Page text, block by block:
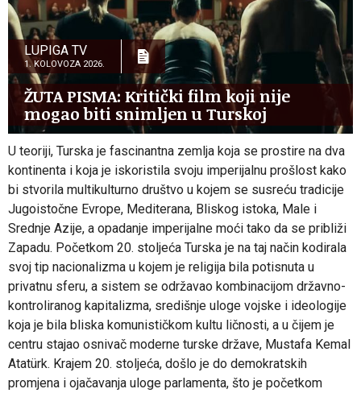
LUPIGA TV
1. KOLOVOZA 2026.
ŽUTA PISMA: Kritički film koji nije
mogao biti snimljen u Turskoj
U teoriji, Turska je fascinantna zemlja koja se prostire na dva
kontinenta i koja je iskoristila svoju imperijalnu prošlost kako
bi stvorila multikulturno društvo u kojem se susreću tradicije
Jugoistočne Evrope, Mediterana, Bliskog istoka, Male i
Srednje Azije, a opadanje imperijalne moći tako da se približi
Zapadu. Početkom 20. stoljeća Turska je na taj način kodirala
svoj tip nacionalizma u kojem je religija bila potisnuta u
privatnu sferu, a sistem se održavao kombinacijom državno-
kontroliranog kapitalizma, središnje uloge vojske i ideologije
koja je bila bliska komunističkom kultu ličnosti, a u čijem je
centru stajao osnivač moderne turske države, Mustafa Kemal
Atatürk. Krajem 20. stoljeća, došlo je do demokratskih
promjena i ojačavanja uloge parlamenta, što je početkom